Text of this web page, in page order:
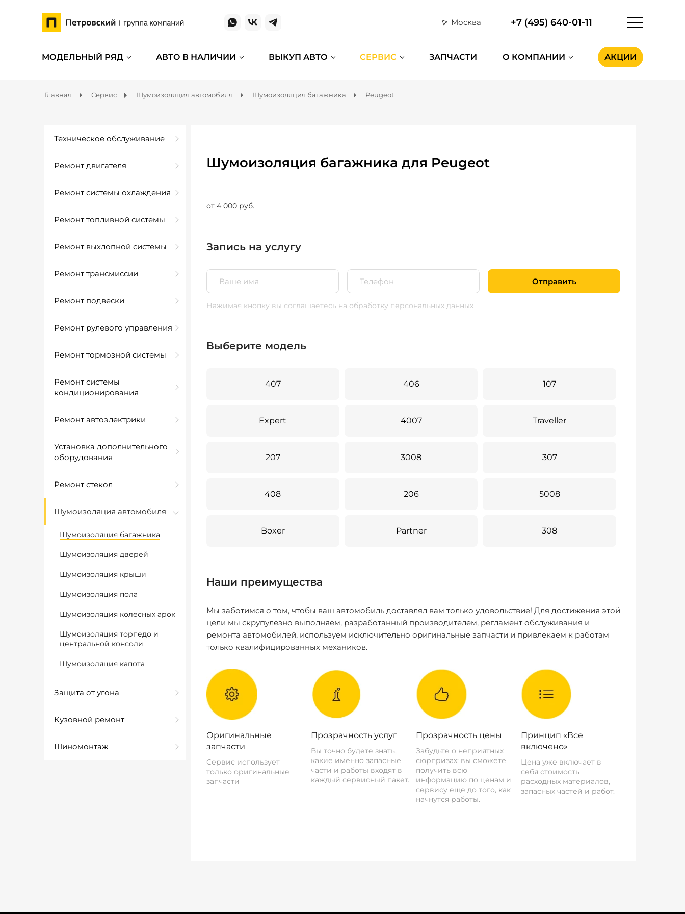
Москва +7 (495) 640-01-11
МОДЕЛЬНЫЙ РЯД АВТО В НАЛИЧИИ ВЫКУП АВТО СЕРВИС ЗАПЧАСТИ О КОМПАНИИ АКЦИИ
Главная Сервис Шумоизоляция автомобиля Шумоизоляция багажника Peugeot
Техническое обслуживание
Ремонт двигателя
Ремонт системы охлаждения
Ремонт топливной системы
Ремонт выхлопной системы
Ремонт трансмиссии
Ремонт подвески
Ремонт рулевого управления
Ремонт тормозной системы
Ремонт системы
кондиционирования
Ремонт автоэлектрики
Установка дополнительного
оборудования
Ремонт стекол
Шумоизоляция автомобиля
Шумоизоляция багажника
Шумоизоляция дверей
Шумоизоляция крыши
Шумоизоляция пола
Шумоизоляция колесных арок
Шумоизоляция торпедо и
центральной консоли
Шумоизоляция капота
Защита от угона
Кузовной ремонт
Шиномонтаж
Шумоизоляция багажника для Peugeot
от 4 000 руб.
Запись на услугу
Отправить
Нажимая кнопку вы соглашаетесь на обработку персональных данных
Выберите модель
407 406 107
Expert 4007 Traveller
207 3008 307
408 206 5008
Boxer Partner 308
Наши преимущества
Мы заботимся о том, чтобы ваш автомобиль доставлял вам только удовольствие! Для достижения этой
цели мы скрупулезно выполняем, разработанный производителем, регламент обслуживания и
ремонта автомобилей, используем исключительно оригинальные запчасти и привлекаем к работам
только квалифицированных механиков.
Оригинальные
запчасти
Сервис использует
только оригинальные
запчасти
Прозрачность услуг
Вы точно будете знать,
какие именно запасные
части и работы входят в
каждый сервисный пакет.
Прозрачность цены
Забудьте о неприятных
сюрпризах: вы сможете
получить всю
информацию по ценам и
сервису еще до того, как
начнутся работы.
Принцип «Все
включено»
Цена уже включает в
себя стоимость
расходных материалов,
запасных частей и работ.